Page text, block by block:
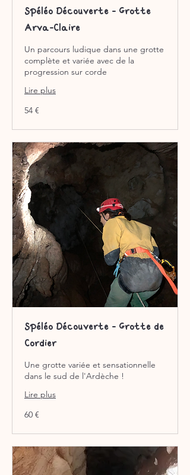
Spéléo Découverte - Grotte
Arva-Claire
Un parcours ludique dans une grotte
complète et variée avec de la
progression sur corde
Lire plus
54
euros
54 €
Spéléo Découverte - Grotte de
Cordier
Une grotte variée et sensationnelle
dans le sud de l'Ardèche !
Lire plus
60
euros
60 €